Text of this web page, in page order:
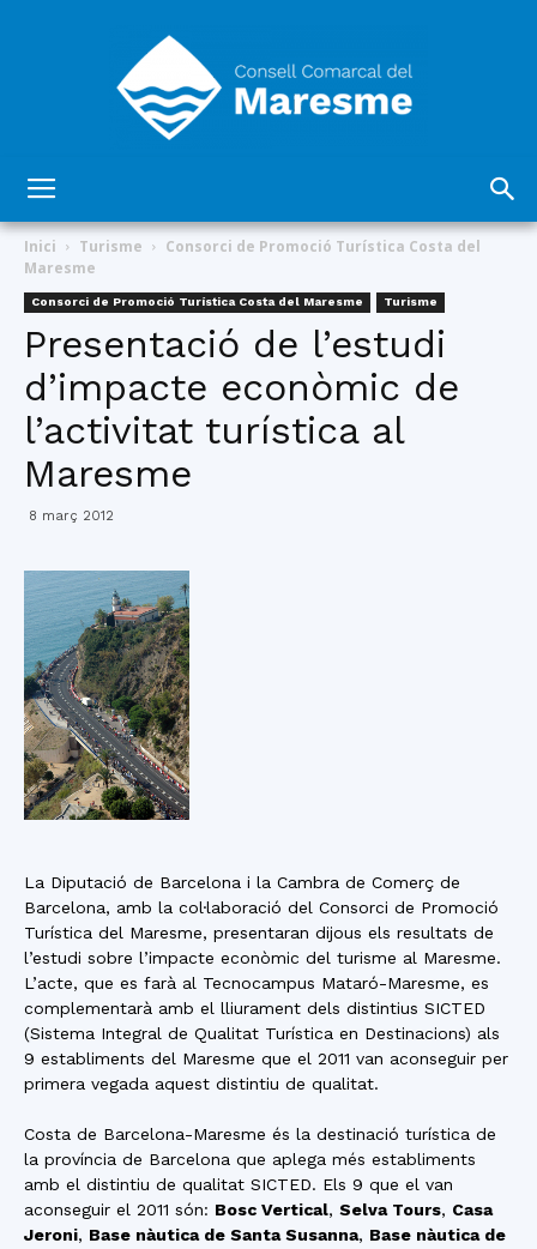
Comarcal
del
Inici Turisme
Consorci de Promoció Turística Costa del
Maresme
Consorci de Promoció Turística Costa del Maresme Turisme
Presentació de l’estudi
d’impacte econòmic de
l’activitat turística al
Maresme
8 març 2012
La Diputació de Barcelona i la Cambra de Comerç de
Barcelona, amb la col·laboració del Consorci de Promoció
Turística del Maresme, presentaran dijous els resultats de
l’estudi sobre l’impacte econòmic del turisme al Maresme.
L’acte, que es farà al Tecnocampus Mataró-Maresme, es
complementarà amb el lliurament dels distintius SICTED
(Sistema Integral de Qualitat Turística en Destinacions) als
9 establiments del Maresme que el 2011 van aconseguir per
primera vegada aquest distintiu de qualitat.
Costa de Barcelona-Maresme és la destinació turística de
la província de Barcelona que aplega més establiments
amb el distintiu de qualitat SICTED. Els 9 que el van
aconseguir el 2011 són: Bosc Vertical, Selva Tours, Casa
Jeroni, Base nàutica de Santa Susanna, Base nàutica de